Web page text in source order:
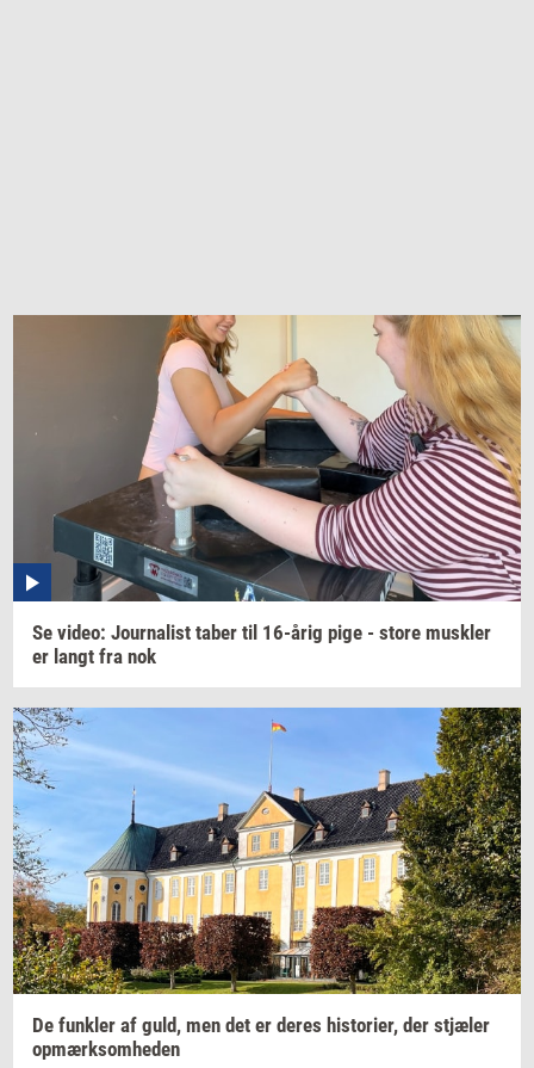
Se video: Jour­na­list taber til 16-årig pige - store mus­k­ler
er langt fra nok
De funk­ler af guld, men det er deres hi­sto­ri­er, der stjæ­ler
op­mærk­som­he­den